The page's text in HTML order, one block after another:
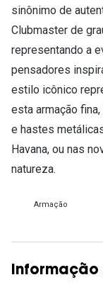
sinônimo de
Clubmaster de
representando a
pensadores
estilo icônico
esta armação
e hastes
Havana, ou nas
natureza.
Armação